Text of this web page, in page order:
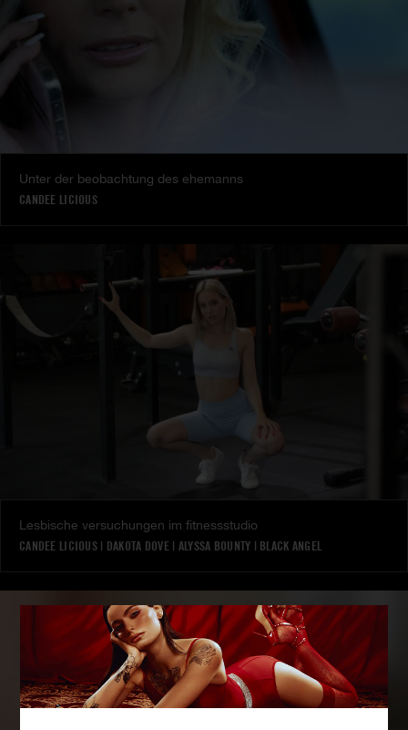
Unter der beobachtung des ehemanns
CANDEE LICIOUS
Lesbische versuchungen im fitnessstudio
CANDEE LICIOUS| DAKOTA DOVE| ALYSSA BOUNTY | BLACK ANGEL